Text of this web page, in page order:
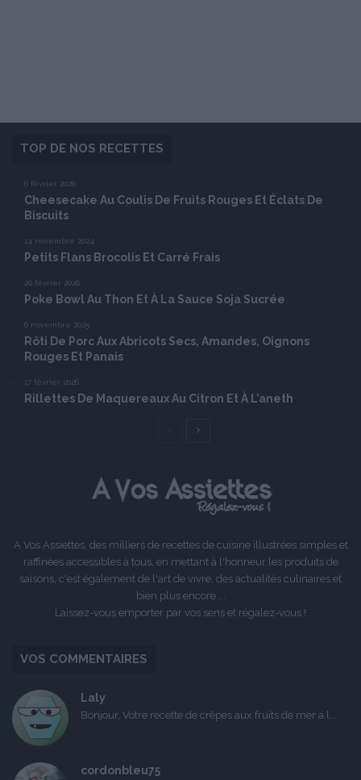
TOP DE NOS RECETTES
6 février 2026
Cheesecake Au Coulis De Fruits Rouges Et Éclats De
Biscuits
14 novembre 2024
Petits Flans Brocolis Et Carré Frais
20 février 2026
Poke Bowl Au Thon Et À La Sauce Soja Sucrée
6 novembre 2025
Rôti De Porc Aux Abricots Secs, Amandes, Oignons
Rouges Et Panais
17 février 2026
Rillettes De Maquereaux Au Citron Et À L’aneth
Page
A Vos Assiettes, des milliers de recettes de cuisine illustrées simples et
raffinées accessibles à tous, en mettant à l'honneur les produits de
saisons, c'est également de l'art de vivre, des actualités culinaires et
bien plus encore ...
Laissez-vous emporter par vos sens et régalez-vous !
VOS COMMENTAIRES
Laly
Bonjour, Votre recette de crêpes aux fruits de mer a l...
cordonbleu75